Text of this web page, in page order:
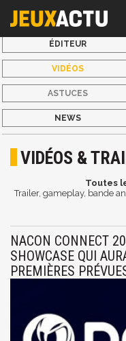
ÉDITEUR
VIDÉOS
ASTUCES
NEWS
VIDÉOS &
Toutes
Trailer, gameplay, bande
NACON CONNECT
SHOWCASE QUI
PREMIÈRES